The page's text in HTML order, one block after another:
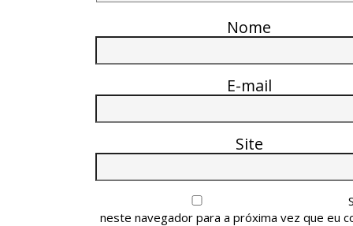
Nome
E-mail
Site
neste navegador para a próxima vez que eu